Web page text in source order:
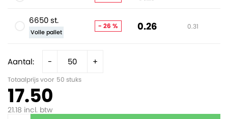
Aantal: - +
Totaalprijs voor 50 stuks
17.50
21.18 incl. btw
6650 st.
Volle pallet
- 26 % 0.26 0.31